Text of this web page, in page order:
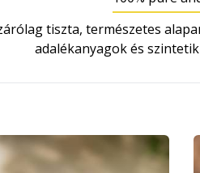
tiszta, természetes
adalékanyagok és